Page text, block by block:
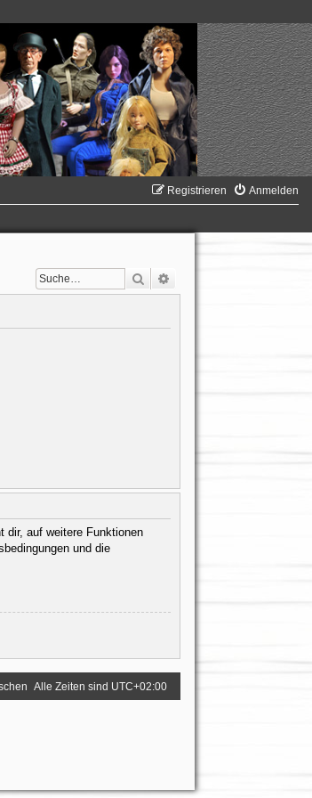
Anmelden
Registrieren
Suche
dir, auf weitere Funktionen
und die
Alle Zeiten sind UTC+02:00